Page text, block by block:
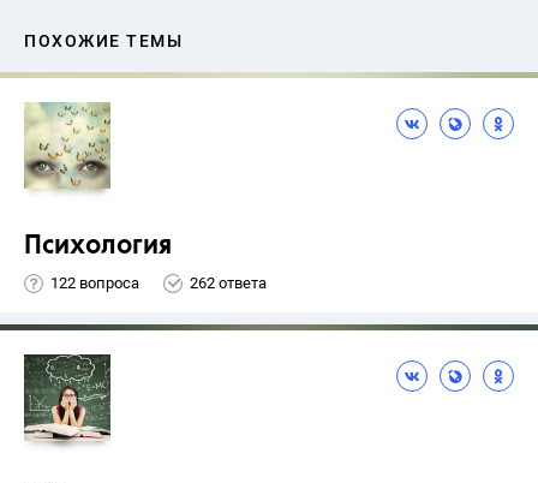
ПОХОЖИЕ ТЕМЫ
Психология
122 вопроса 262 ответа